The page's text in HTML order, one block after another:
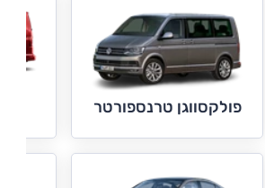
פולקסווגן טרנספורטר